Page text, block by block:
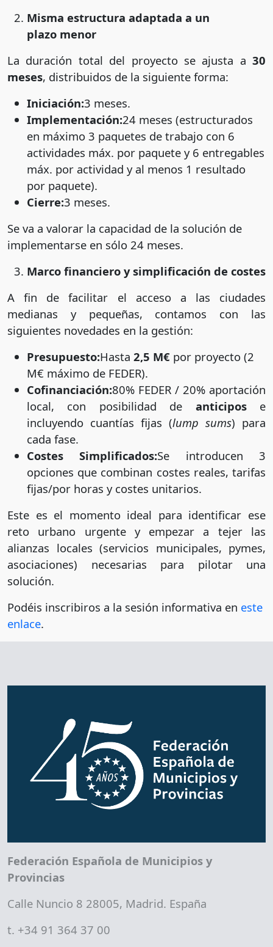
Misma estructura adaptada a un
plazo menor
La duración total del proyecto se ajusta a 30
meses, distribuidos de la siguiente forma:
Iniciación:3 meses.
Implementación:24 meses (estructurados
en máximo 3 paquetes de trabajo con 6
actividades máx. por paquete y 6 entregables
máx. por actividad y al menos 1 resultado
por paquete).
Cierre:3 meses.
Se va a valorar la capacidad de la solución de
implementarse en sólo 24 meses.
Marco financiero y simplificación de costes
A fin de facilitar el acceso a las ciudades
medianas y pequeñas, contamos con las
siguientes novedades en la gestión:
Presupuesto:Hasta 2,5 M€ por proyecto (2
M€ máximo de FEDER).
Cofinanciación:80% FEDER / 20% aportación
local, con posibilidad de anticipose
incluyendo cuantías fijas (lump sums) para
cada fase.
Costes Simplificados:Se introducen 3
opciones que combinan costes reales, tarifas
fijas/por horas y costes unitarios.
Este es el momento ideal para identificar ese
reto urbano urgente y empezar a tejer las
alianzas locales (servicios municipales, pymes,
asociaciones) necesarias para pilotar una
solución.
Podéis inscribiros a la sesión informativa en este
enlace.
Federación Española de Municipios y
Provincias
Calle Nuncio 8 28005, Madrid. España
t. +34 91 364 37 00